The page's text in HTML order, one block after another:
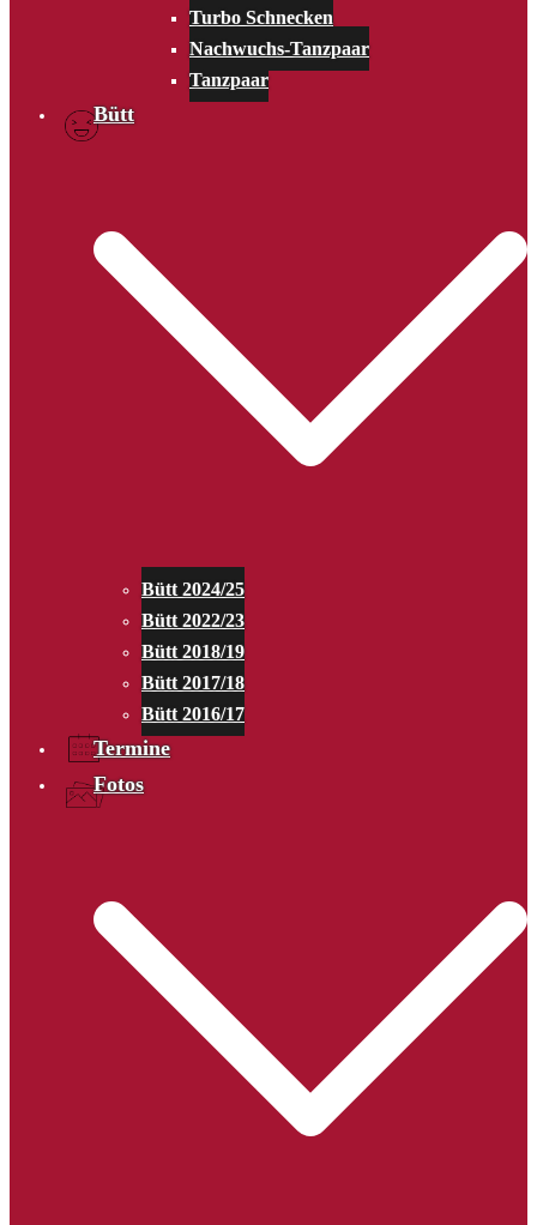
Turbo Schnecken
Nachwuchs-Tanzpaar
Tanzpaar
Bütt
Bütt 2024/25
Bütt 2022/23
Bütt 2018/19
Bütt 2017/18
Bütt 2016/17
Termine
Fotos